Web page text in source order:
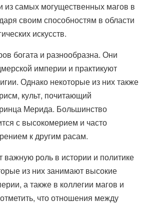
из самых могущественных магов в
своим способностям в области
искусств.
богата и разнообразна. Они
империи и практикуют
Однако некоторые из них также
культ, почитающий
Мерида. Большинство
с высокомерием и часто
к другим расам.
важную роль в истории и политике
из них занимают высокие
а также в коллегии магов и
что отношения между